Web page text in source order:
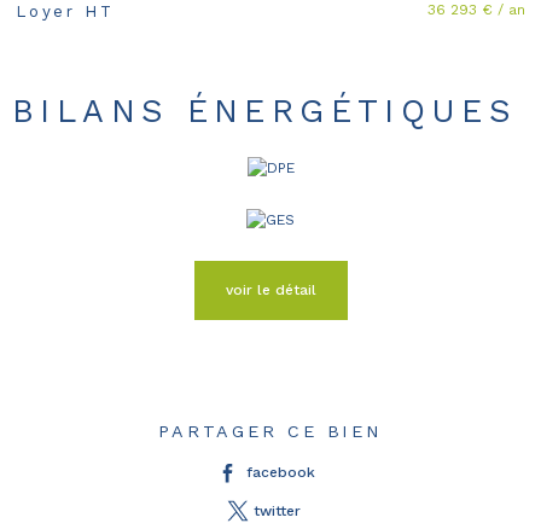
Loyer HT 36 293 € / an
BILANS ÉNERGÉTIQUES
voir le détail
PARTAGER CE BIEN
facebook
twitter